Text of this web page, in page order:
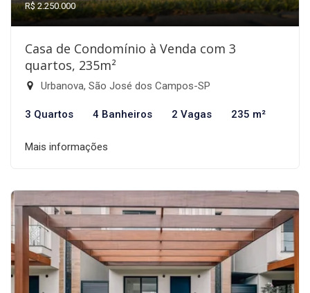
R$ 2.250.000
Casa de Condomínio à Venda com 3
quartos, 235m²
Urbanova, São José dos Campos-SP
3 Quartos 4 Banheiros 2 Vagas 235 m²
Mais informações